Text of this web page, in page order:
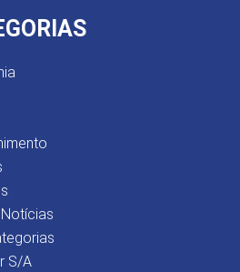
S/A